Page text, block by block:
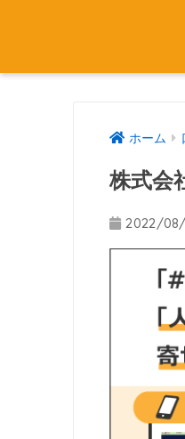
ホーム
株式会
2022/